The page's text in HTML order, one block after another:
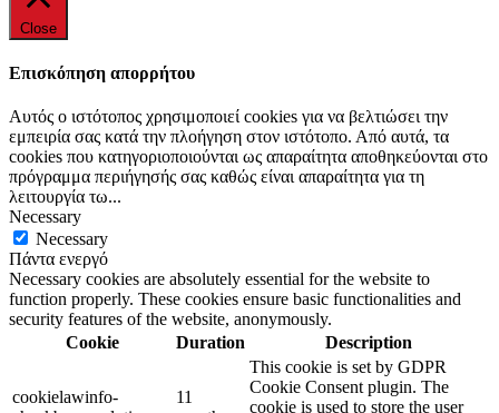
Close
Επισκόπηση απορρήτου
Αυτός ο ιστότοπος χρησιμοποιεί cookies για να βελτιώσει την
εμπειρία σας κατά την πλοήγηση στον ιστότοπο. Από αυτά, τα
cookies που κατηγοριοποιούνται ως απαραίτητα αποθηκεύονται στο
πρόγραμμα περιήγησής σας καθώς είναι απαραίτητα για τη
λειτουργία τω...
Necessary
Necessary
Πάντα ενεργό
Necessary cookies are absolutely essential for the website to
function properly. These cookies ensure basic functionalities and
security features of the website, anonymously.
Cookie
Duration Description
cookielawinfo-
11
This cookie is set by GDPR
Cookie Consent plugin. The
cookie is used to store the user